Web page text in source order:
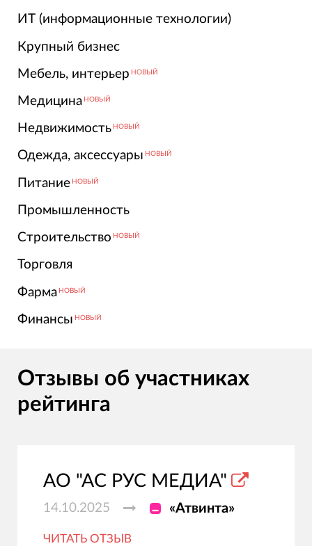
ИТ (информационные технологии)
Крупный бизнес
Мебель, интерьер НОВЫЙ
Медицина НОВЫЙ
Недвижимость НОВЫЙ
Одежда, аксессуары НОВЫЙ
Питание НОВЫЙ
Промышленность
Строительство НОВЫЙ
Торговля
Фарма НОВЫЙ
Финансы НОВЫЙ
Отзывы об участниках
рейтинга
АО "АС РУС МЕДИА"
14.10.2025 «Атвинта»
ЧИТАТЬ ОТЗЫВ